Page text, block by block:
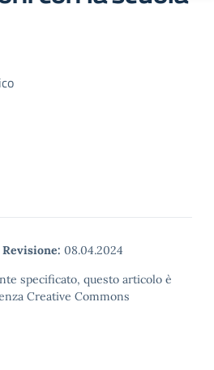
Revisione: 08.04.2024
specificato, questo articolo è
Creative Commons